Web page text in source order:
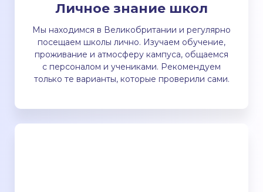
Личное знание школ
Мы находимся в Великобритании и регулярно
посещаем школы лично. Изучаем обучение,
проживание и атмосферу кампуса, общаемся
с персоналом и учениками. Рекомендуем
только те варианты, которые проверили сами.